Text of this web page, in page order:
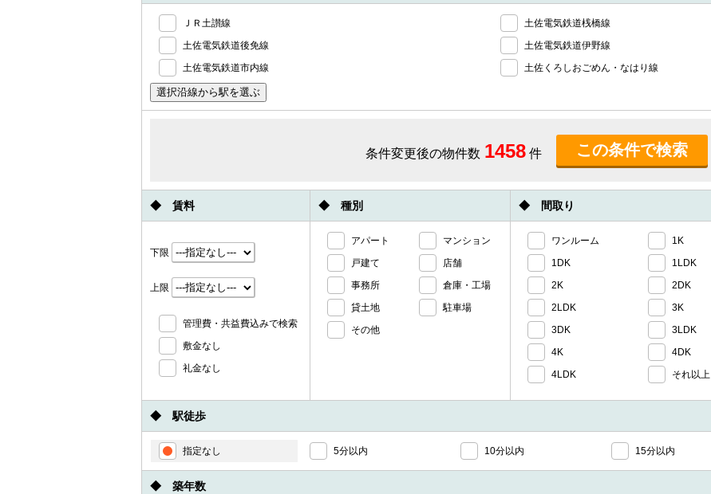
ＪＲ土讃線
土佐電気鉄道桟橋線
土佐電気鉄道後免線
土佐電気鉄道伊野線
土佐電気鉄道市内線
土佐くろしおごめん・なはり線
条件変更後の物件数 1458件
◆ 賃料 ◆ 種別 ◆ 間取り
下限
上限
管理費・共益費込みで検索
敷金なし
礼金なし
アパート
マンション
戸建て
店舗
事務所
倉庫・工場
貸土地
駐車場
その他
ワンルーム
1K
1DK
1LDK
2K
2DK
2LDK
3K
3DK
3LDK
4K
4DK
4LDK
それ以上
◆ 駅徒歩
指定なし 5分以内 10分以内 15分以内
◆ 築年数